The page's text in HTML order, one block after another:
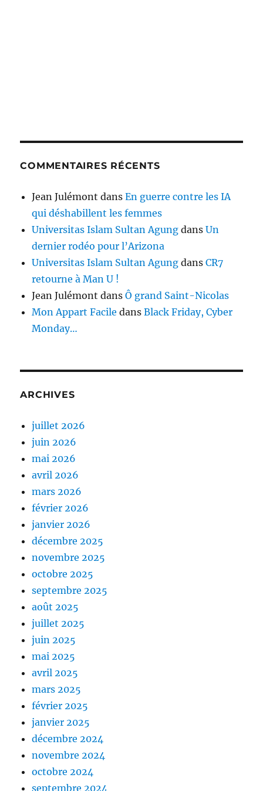
COMMENTAIRES RÉCENTS
Jean Julémont dansEn guerre contre les IA
qui déshabillent les femmes
Universitas Islam Sultan Agung dansUn
dernier rodéo pour l’Arizona
Universitas Islam Sultan Agung dansCR7
retourne à Man U !
Jean Julémont dansÔ grand Saint-Nicolas
Mon Appart Facile dansBlack Friday, Cyber
Monday…
ARCHIVES
juillet 2026
juin 2026
mai 2026
avril 2026
mars 2026
février 2026
janvier 2026
décembre 2025
novembre 2025
octobre 2025
septembre 2025
août 2025
juillet 2025
juin 2025
mai 2025
avril 2025
mars 2025
février 2025
janvier 2025
décembre 2024
novembre 2024
octobre 2024
septembre 2024